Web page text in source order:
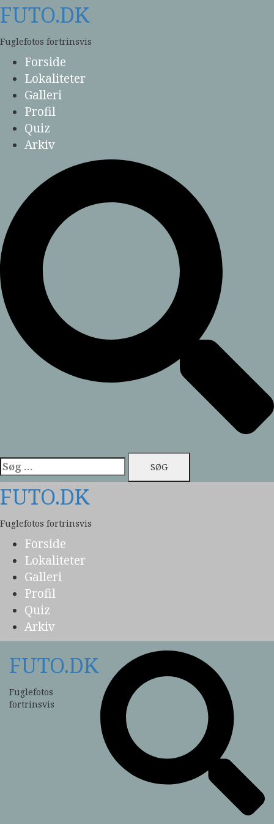
Skip
to
content
FUTO.DK
Fuglefotos fortrinsvis
Forside
Lokaliteter
Galleri
Profil
Quiz
Arkiv
Søg
efter:
FUTO.DK
Fuglefotos fortrinsvis
Forside
Lokaliteter
Galleri
Profil
Quiz
Arkiv
FUTO.DK
Fuglefotos
fortrinsvis